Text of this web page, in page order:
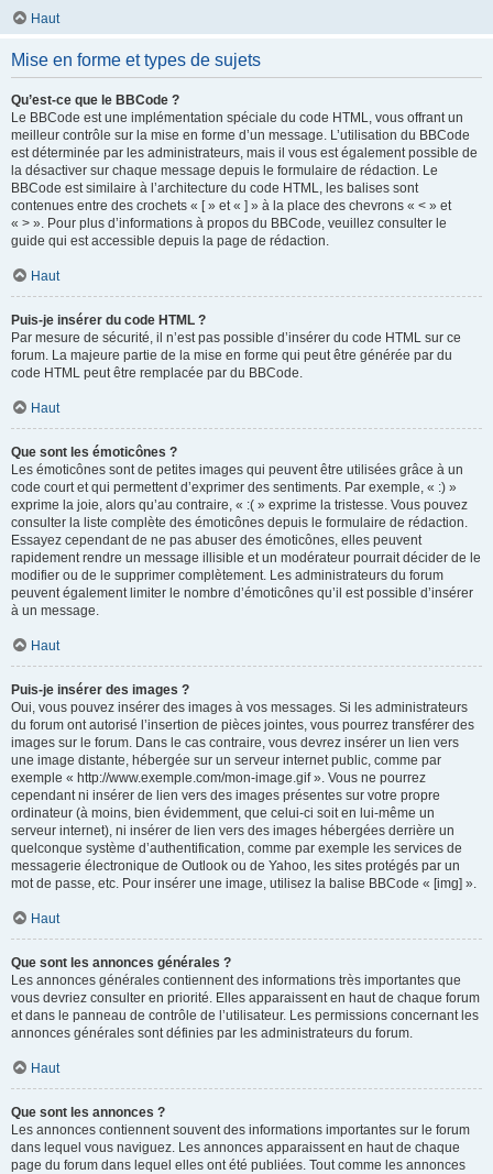
Haut
Mise en forme et types de sujets
Qu’est-ce que le BBCode ?
Le BBCode est une implémentation spéciale du code HTML, vous offrant un
meilleur contrôle sur la mise en forme d’un message. L’utilisation du BBCode
est déterminée par les administrateurs, mais il vous est également possible de
la désactiver sur chaque message depuis le formulaire de rédaction. Le
BBCode est similaire à l’architecture du code HTML, les balises sont
contenues entre des crochets « [ » et « ] » à la place des chevrons « < » et
« > ». Pour plus d’informations à propos du BBCode, veuillez consulter le
guide qui est accessible depuis la page de rédaction.
Haut
Puis-je insérer du code HTML ?
Par mesure de sécurité, il n’est pas possible d’insérer du code HTML sur ce
forum. La majeure partie de la mise en forme qui peut être générée par du
code HTML peut être remplacée par du BBCode.
Haut
Que sont les émoticônes ?
Les émoticônes sont de petites images qui peuvent être utilisées grâce à un
code court et qui permettent d’exprimer des sentiments. Par exemple, « :) »
exprime la joie, alors qu’au contraire, « :( » exprime la tristesse. Vous pouvez
consulter la liste complète des émoticônes depuis le formulaire de rédaction.
Essayez cependant de ne pas abuser des émoticônes, elles peuvent
rapidement rendre un message illisible et un modérateur pourrait décider de le
modifier ou de le supprimer complètement. Les administrateurs du forum
peuvent également limiter le nombre d’émoticônes qu’il est possible d’insérer
à un message.
Haut
Puis-je insérer des images ?
Oui, vous pouvez insérer des images à vos messages. Si les administrateurs
du forum ont autorisé l’insertion de pièces jointes, vous pourrez transférer des
images sur le forum. Dans le cas contraire, vous devrez insérer un lien vers
une image distante, hébergée sur un serveur internet public, comme par
exemple « http://www.exemple.com/mon-image.gif ». Vous ne pourrez
cependant ni insérer de lien vers des images présentes sur votre propre
ordinateur (à moins, bien évidemment, que celui-ci soit en lui-même un
serveur internet), ni insérer de lien vers des images hébergées derrière un
quelconque système d’authentification, comme par exemple les services de
messagerie électronique de Outlook ou de Yahoo, les sites protégés par un
mot de passe, etc. Pour insérer une image, utilisez la balise BBCode « [img] ».
Haut
Que sont les annonces générales ?
Les annonces générales contiennent des informations très importantes que
vous devriez consulter en priorité. Elles apparaissent en haut de chaque forum
et dans le panneau de contrôle de l’utilisateur. Les permissions concernant les
annonces générales sont définies par les administrateurs du forum.
Haut
Que sont les annonces ?
Les annonces contiennent souvent des informations importantes sur le forum
dans lequel vous naviguez. Les annonces apparaissent en haut de chaque
page du forum dans lequel elles ont été publiées. Tout comme les annonces